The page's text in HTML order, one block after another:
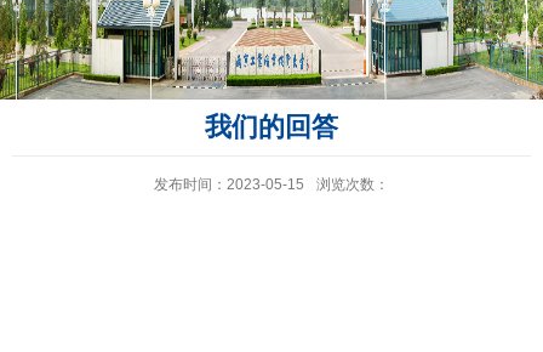
我们的回答
发布时间：2023-05-15 浏览次数：